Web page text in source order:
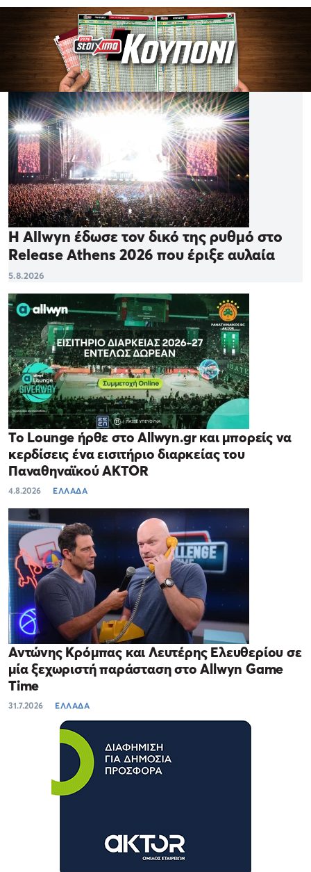
Η Allwyn έδωσε τον δικό της ρυθμό στο
Release Athens 2026 που έριξε αυλαία
5.8.2026
Το Lounge ήρθε στο Allwyn.gr και μπορείς να
κερδίσεις ένα εισιτήριο διαρκείας του
Παναθηναϊκού AKTOR
4.8.2026 ΕΛΛΑΔΑ
Αντώνης Κρόμπας και Λευτέρης Ελευθερίου σε
μία ξεχωριστή παράσταση στο Allwyn Game
Time
31.7.2026 ΕΛΛΑΔΑ